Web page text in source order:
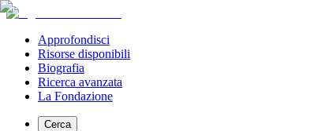
Approfondisci
Risorse disponibili
Biografia
Ricerca avanzata
La Fondazione
Cerca